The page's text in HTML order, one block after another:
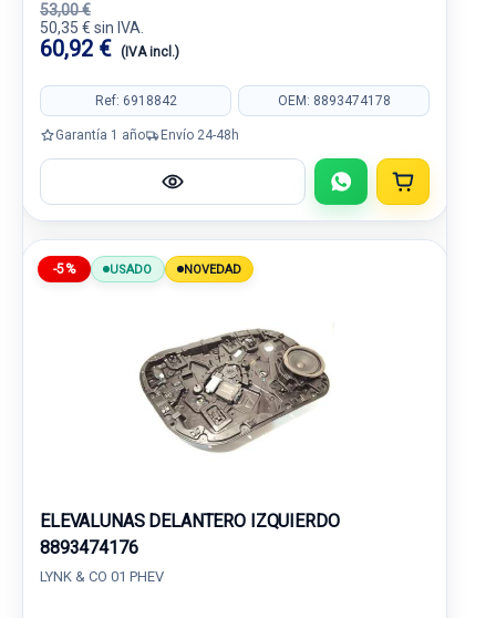
53,00 €
50,35 € sin IVA.
60,92 € (IVA incl.)
Ref: 6918842 OEM: 8893474178
Garantía 1 año Envío 24-48h
-5% USADO NOVEDAD
ELEVALUNAS DELANTERO IZQUIERDO
8893474176
LYNK & CO 01 PHEV